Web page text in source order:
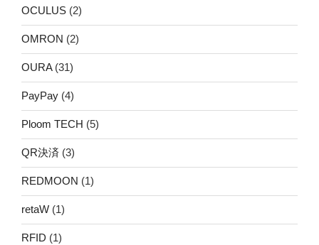
OCULUS (2)
OMRON (2)
OURA(31)
PayPay (4)
Ploom TECH (5)
QR決済 (3)
REDMOON (1)
retaW (1)
RFID (1)